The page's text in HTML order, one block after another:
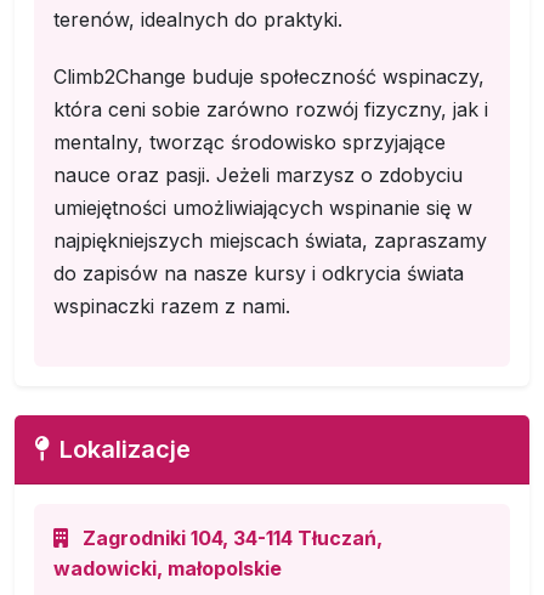
terenów, idealnych do praktyki.
Climb2Change buduje społeczność wspinaczy,
która ceni sobie zarówno rozwój fizyczny, jak i
mentalny, tworząc środowisko sprzyjające
nauce oraz pasji. Jeżeli marzysz o zdobyciu
umiejętności umożliwiających wspinanie się w
najpiękniejszych miejscach świata, zapraszamy
do zapisów na nasze kursy i odkrycia świata
wspinaczki razem z nami.
Lokalizacje
Zagrodniki 104, 34-114 Tłuczań,
wadowicki, małopolskie